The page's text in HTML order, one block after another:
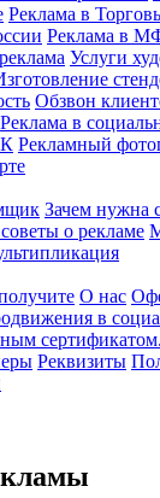
Реклама в
Реклама в
Услуги
Обзвон
Реклама в
Рекламный
Зачем нужна
о рекламе
О нас
в
сертификатом.
Реквизиты